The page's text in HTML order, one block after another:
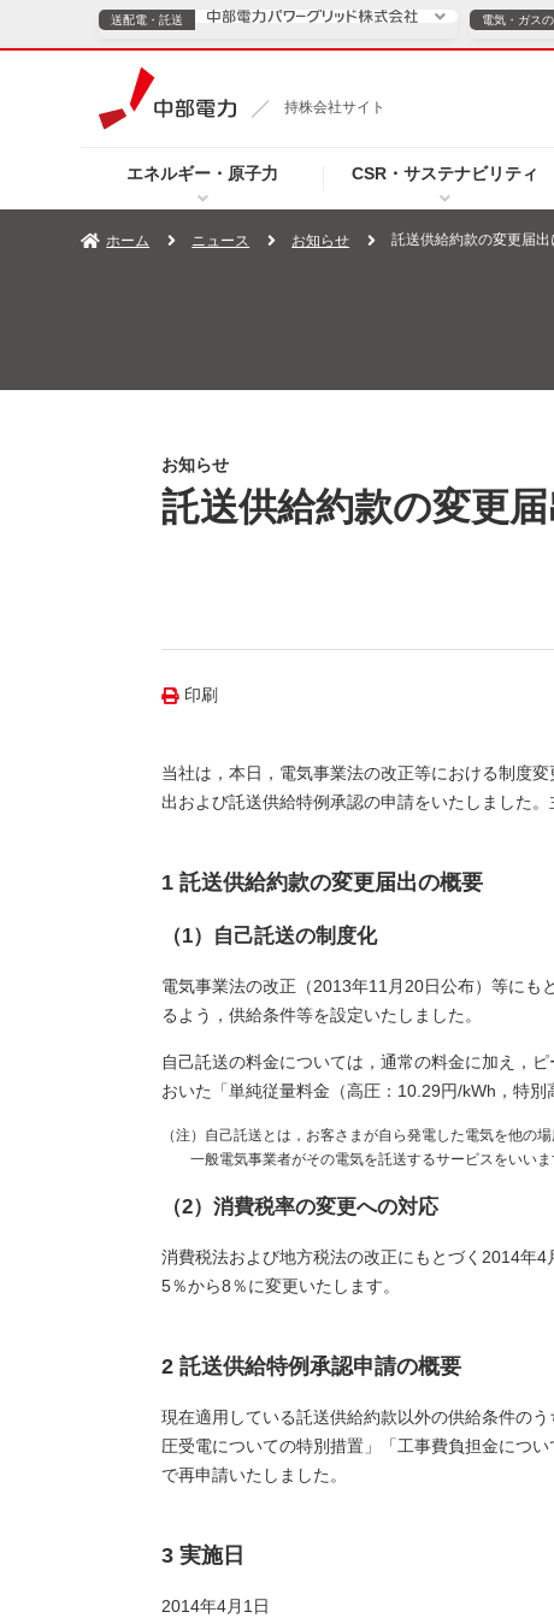
持株会社サイト
エネルギー・原子力 CSR・サステナビリティ
送配電・託送
TOPページへ ご案内
電気・ガスの
電気・ガスのご契約
TOPページへ 個人のお
ホーム ニュース お知らせ 託送供給約款の変更届出
お知らせ
託送供給約款の変更
印刷
当社は，本日，電気事業法の改正等における制度
出および託送供給特例承認の申請をいたしました。
1 託送供給約款の変更届出の概要
（1）自己託送の制度化
電気事業法の改正（2013年11月20日公布）等にも
るよう，供給条件等を設定いたしました。
自己託送の料金については，通常の料金に加え，
おいた「単純従量料金（高圧：10.29円/kWh，特
（注）自己託送とは，お客さまが自ら発電した電気を他の
一般電気事業者がその電気を託送するサービスをいいま
（2）消費税率の変更への対応
消費税法および地方税法の改正にもとづく2014年
5％から8％に変更いたします。
2 託送供給特例承認申請の概要
現在適用している託送供給約款以外の供給条件の
圧受電についての特別措置」「工事費負担金につ
で再申請いたしました。
3 実施日
2014年4月1日